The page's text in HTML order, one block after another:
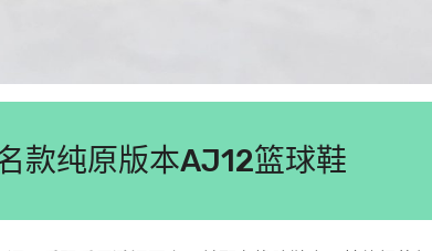
款纯原版本AJ12篮球鞋